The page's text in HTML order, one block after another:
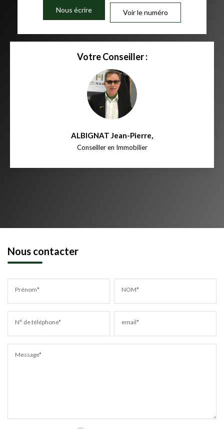
Nous écrire Voir le numéro
Votre Conseiller :
ALBIGNAT Jean-Pierre,
Conseiller en Immobilier
Nous contacter
Prénom* NOM*
N° de téléphone* email*
Message*